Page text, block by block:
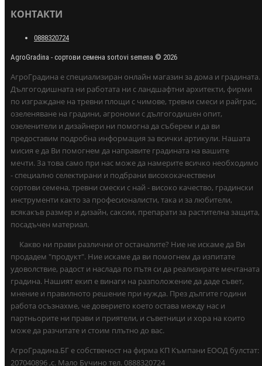
КОНТАКТИ
0888320724
AgroGradina - сортови семена sortovi semena © 2026
АгроГрадина е специализиран онлайн магазин за дома и градината.
Дългогодишната ни работата ни с ландшафтни архитекти, фирми
по изграждане на тревни площи с чимове, тревни смеси и райграс,
озеленяване на градини, агрономи с дългогодишен опит,
озеленители и дизайнери ни помогна да съберем и да ви
предоставим подробна информация за всички артикули. Нашата
мисия е да Ви помогнем да направите градината на вашите
мечти. За това само при нас може да намерите всичко необходимо
- специално селектирани и подбрани висококачествени
сортови семена, тревни смески с най - високо качество, градински
инструменти както за професионалисти, така и за любители,
всякакъв размер и дизайн, саксии, препарати за растителна защита,
посадъчен материал.
Какво ни прави различни от останалите? Ние не искаме да Ви
продадем "продукт". Ние искаме да ви помогнем да изпитате
удоволствие, радост и наслада по пътя си да реализирате мечтаната
градина. Нашият екип е винаги на разположение да даде съвет,
мнение и правилното решение при нужда. През дългите години
работа осъзнахме, че доверието което остава между нас и
партньорите ни прави и приятели, и съветници и хора на които
може да разчитате и стоим плътно до вас.
АгроГрадина.БГ е собственост на фирма КП Къмпани ЕООД булстат:
207040896 ,с. Мало Бучино тел. 0888320724